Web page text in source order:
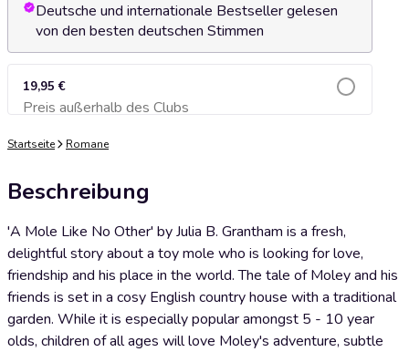
Deutsche und internationale Bestseller gelesen
von den besten deutschen Stimmen
19,95 €
Preis außerhalb des ClubsZum Warenkorb hinzufügen
Startseite Romane
Beschreibung
'A Mole Like No Other' by Julia B. Grantham is a fresh,
delightful story about a toy mole who is looking for love,
friendship and his place in the world. The tale of Moley and his
friends is set in a cosy English country house with a traditional
garden. While it is especially popular amongst 5 - 10 year
olds, children of all ages will love Moley's adventure, subtle